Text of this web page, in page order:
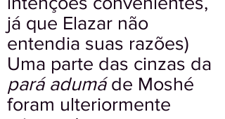
já que Elazar não
entendia suas razões)
Uma parte das cinzas da
pará adumáde Moshé
foram ulteriormente